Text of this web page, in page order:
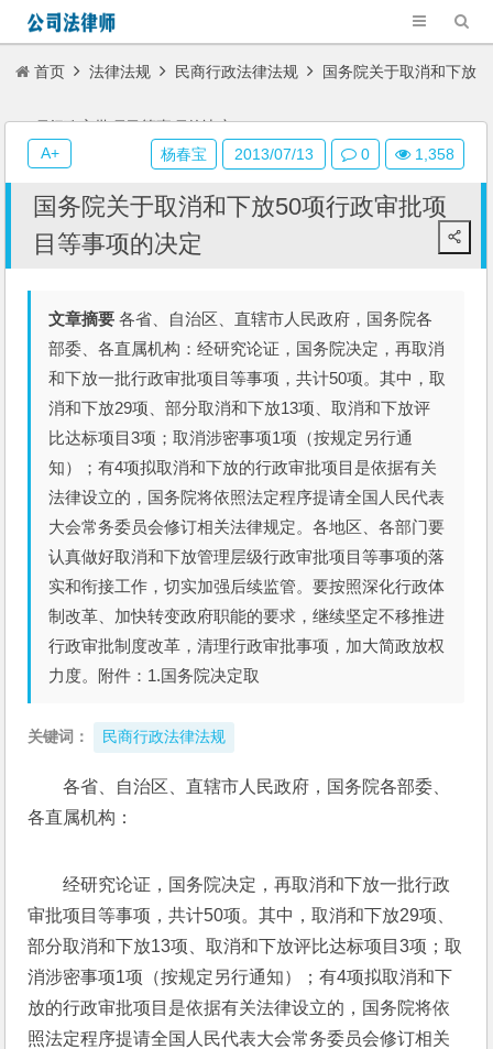
首页 法律法规 民商行政法律法规 国务院关于取消和下放
50项行政审批项目等事项的决定
国务院关于取消和下放50项行政审批项
目等事项的决定
文章摘要 各省、自治区、直辖市人民政府，国务院各
部委、各直属机构：经研究论证，国务院决定，再取消
和下放一批行政审批项目等事项，共计50项。其中，取
消和下放29项、部分取消和下放13项、取消和下放评
比达标项目3项；取消涉密事项1项（按规定另行通
知）；有4项拟取消和下放的行政审批项目是依据有关
法律设立的，国务院将依照法定程序提请全国人民代表
大会常务委员会修订相关法律规定。各地区、各部门要
认真做好取消和下放管理层级行政审批项目等事项的落
实和衔接工作，切实加强后续监管。要按照深化行政体
制改革、加快转变政府职能的要求，继续坚定不移推进
行政审批制度改革，清理行政审批事项，加大简政放权
力度。附件：1.国务院决定取
关键词： 民商行政法律法规
各省、自治区、直辖市人民政府，国务院各部委、
各直属机构：
经研究论证，国务院决定，再取消和下放一批行政
审批项目等事项，共计50项。其中，取消和下放29项、
部分取消和下放13项、取消和下放评比达标项目3项；取
消涉密事项1项（按规定另行通知）；有4项拟取消和下
放的行政审批项目是依据有关法律设立的，国务院将依
照法定程序提请全国人民代表大会常务委员会修订相关
杨春宝 2013/07/13 0 1,358
A+